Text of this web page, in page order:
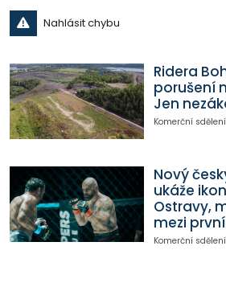
Nahlásit chybu
Ridera
porušení
Jen
Komerční sdělení
Nový
ukáže
Ostravy,
mezi
Komerční sdělení